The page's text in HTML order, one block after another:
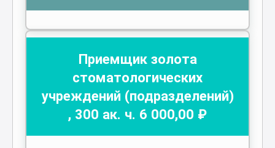
Приемщик золота
стоматологических
учреждений (подразделений)
, 300 ак. ч. 6 000,00 ₽